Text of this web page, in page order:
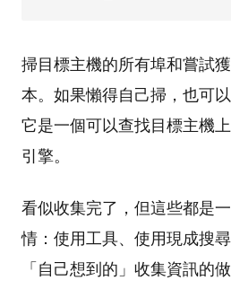
掃目標主機的所有埠和嘗試
本。如果懶得自己掃，也可
它是一個可以查找目標主機
引擎。
看似收集完了，但這些都是
情：使用工具、使用現成搜
「自己想到的」收集資訊的